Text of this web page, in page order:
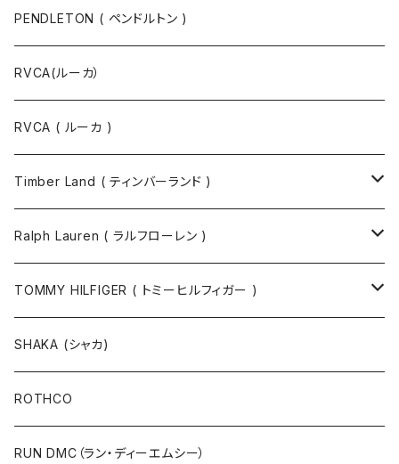
PENDLETON ( ペンドルトン )
RVCA(ルーカ）
RVCA ( ルーカ )
Timber Land ( ティンバーランド )
ソックス
半袖Tシャツ
長袖Tシャツ
キャップ
ニットキャップ / ビーニー
Ralph Lauren ( ラルフローレン )
シャツ
帽子
ニットキャップ / ビーニー
キャップ
マフラー / ストール
シューズ
TOMMY HILFIGER ( トミーヒルフィガー )
ジャケット
SHAKA (シャカ)
ROTHCO
RUN DMC（ラン・ディーエムシー）